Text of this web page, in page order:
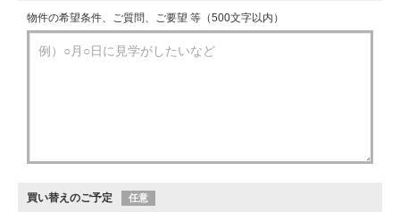
物件の希望条件、ご質問、ご要望 等（500文字以内）
買い替えのご予定 任意